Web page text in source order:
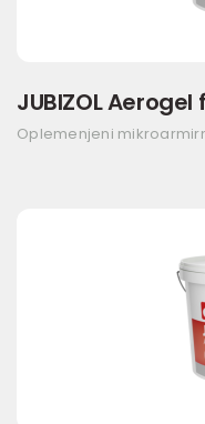
JUBIZOL Aerogel
Oplemenjeni